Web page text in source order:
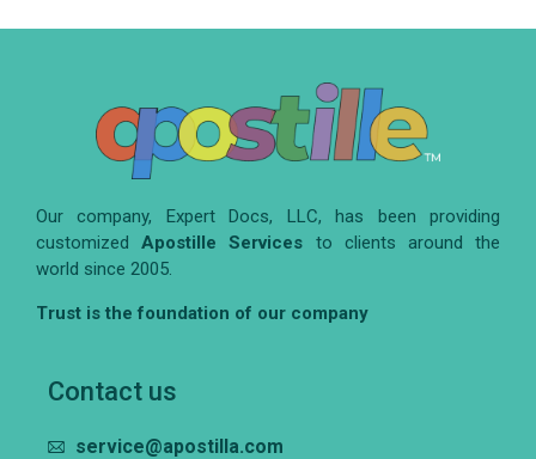
Our company, Expert Docs, LLC, has been providing
customizedApostille Services to clients around the
world since 2005.
Trust is the foundation of our company
Contact us
service@apostilla.com